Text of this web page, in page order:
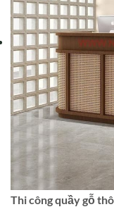
Thi công quầy gỗ